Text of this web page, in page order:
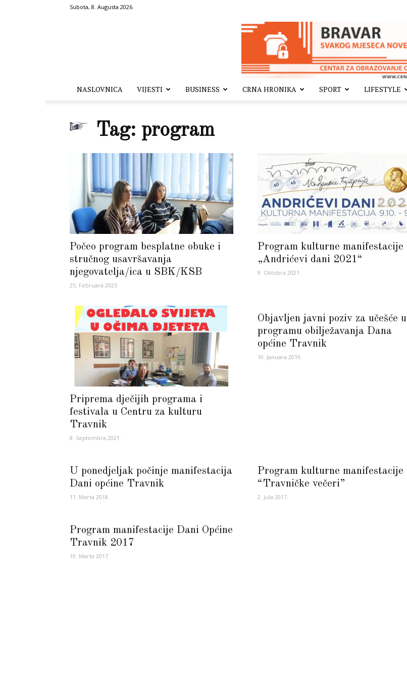
Subota, 8. Augusta 2026.
NASLOVNICA VIJESTI BUSINESS CRNA HRONIKA SPORT LIFESTYLE
Tag: program
Počeo program besplatne obuke i
stručnog usavršavanja
njegovatelja/ica u SBK/KSB
25. Februara 2023.
Program kulturne manifestacije
„Andrićevi dani 2021“
9. Oktobra 2021.
Priprema dječijih programa i
festivala u Centru za kulturu
Travnik
8. Septembra 2021.
Objavljen javni poziv za učešće u
programu obilježavanja Dana
općine Travnik
10. Januara 2019.
U ponedjeljak počinje manifestacija
Dani općine Travnik
11. Marta 2018.
Program kulturne manifestacije
“Travničke večeri”
2. Jula 2017.
Program manifestacije Dani Općine
Travnik 2017
10. Marta 2017.